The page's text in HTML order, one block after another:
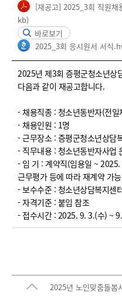
[재공고] 2025_3회 직원
kb)
바로보기
2025_3회 응시원서 서식
2025년 제3회 증평군청소년상
다음과 같이 재공고합니다.
- 채용직종 : 청소년동반자(전일
- 채용인원 : 1명
- 근무장소 : 증평군청소년상담
- 직무내용 : 청소년동반자사업
- 임 기 : 계약직(임용일 ~
근무평가 등에 따라 재계약 가
- 보수수준 : 청소년상담복지센
- 자격기준 : 붙임 참조
- 접수시간 : 2025. 9. 3.(수) ~
2025년 노인맞춤돌봄